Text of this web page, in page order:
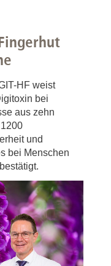
HF weist
bei
aus zehn
und
bei Menschen